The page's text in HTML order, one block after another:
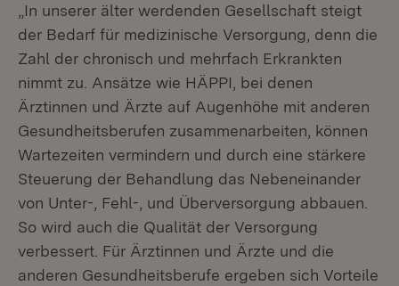
„In unserer älter werdenden Gesellschaft steigt
der Bedarf für medizinische Versorgung, denn die
Zahl der chronisch und mehrfach Erkrankten
nimmt zu. Ansätze wie HÄPPI, bei denen
Ärztinnen und Ärzte auf Augenhöhe mit anderen
Gesundheitsberufen zusammenarbeiten, können
Wartezeiten vermindern und durch eine stärkere
Steuerung der Behandlung das Nebeneinander
von Unter-, Fehl-, und Überversorgung abbauen.
So wird auch die Qualität der Versorgung
verbessert. Für Ärztinnen und Ärzte und die
anderen Gesundheitsberufe ergeben sich Vorteile